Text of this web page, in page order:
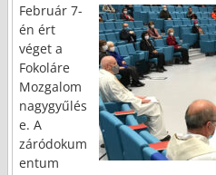
Február 7-
én ért
véget a
Fokoláre
Mozgalom
nagygyűlés
e. A
záródokum
entum